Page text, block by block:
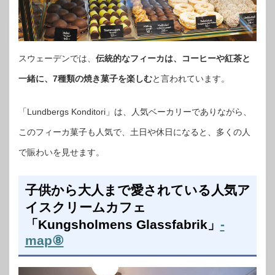
スウェーデンでは、 伝統的なフィーカは、コーヒーや紅茶と
一緒に、7種類の焼き菓子を楽しむと言われています。
「Lundbergs Konditori」は、人気ベーカリーでありながら、
このフィーカ菓子も人気で、土日や休日になると、多くの人
で賑わいを見せます。
子供から大人まで愛されている人気ア
イスクリームカフェ
「Kungsholmens Glassfabrik」 -
map⑧